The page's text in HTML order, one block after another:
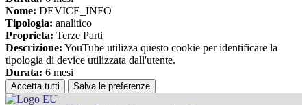
Nome: DEVICE_INFO
Tipologia: analitico
Proprieta: Terze Parti
Descrizione: YouTube utilizza questo cookie per identificare la
tipologia di device utilizzata dall'utente.
Durata: 6 mesi
Accetta tutti Salva le preferenze